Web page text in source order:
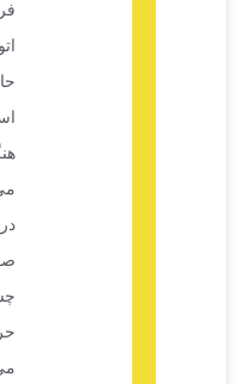
فرض کنید درب
اتوماتیک پارکینگ در
حال بسته شدن
است و در این
هنگام فرد یا کودکی
می خواهد از بین
درب رد شود. در
صورت نداشتن
چشمی درب به
حرکت خود ادامه
می دهد و بی توجه